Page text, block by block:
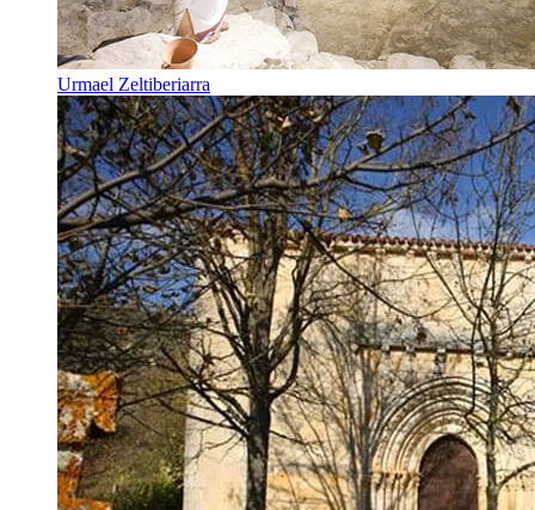
Urmael Zeltiberiarra